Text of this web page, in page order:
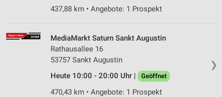
437,88 km • Angebote: 1 Prospekt
❯
MediaMarkt Saturn Sankt Augustin
Rathausallee 16
53757 Sankt Augustin
Heute 10:00 - 20:00 Uhr |
Geöffnet
470,43 km • Angebote: 1 Prospekt